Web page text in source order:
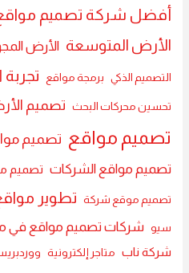
أفضل شركة تصميم
الأرض المتوسعة الأرض
التصميم الذكي برمجة مواقع
تحسين محركات البحث تصميم
تصميم مواقع تصميم
تصميم مواقع الشركات تصميم
تصميم موقع شركة تطوير
سيو شركات تصميم مواقع في
شركة ناب متاجر إلكترونية